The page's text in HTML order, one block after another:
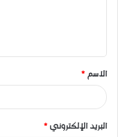
ق
*
الاسم *
البريد الإلكتروني *